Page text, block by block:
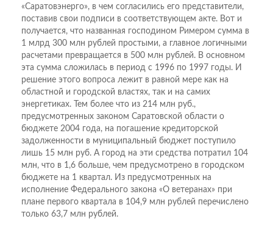
«Саратовэнерго», в чем согласились его представители,
поставив свои подписи в соответствующем акте. Вот и
получается, что названная господином Римером сумма в
1 млрд 300 млн рублей простыми, а главное логичными
расчетами превращается в 500 млн рублей. В основном
эта сумма сложилась в период с 1996 по 1997 годы. И
решение этого вопроса лежит в равной мере как на
областной и городской властях, так и на самих
энергетиках. Тем более что из 214 млн руб.,
предусмотренных законом Саратовской области о
бюджете 2004 года, на погашение кредиторской
задолженности в муниципальный бюджет поступило
лишь 15 млн руб. А город на эти средства потратил 104
млн, что в 1,6 больше, чем предусмотрено в городском
бюджете на 1 квартал. Из предусмотренных на
исполнение Федерального закона «О ветеранах» при
плане первого квартала в 104,9 млн рублей перечислено
только 63,7 млн рублей.